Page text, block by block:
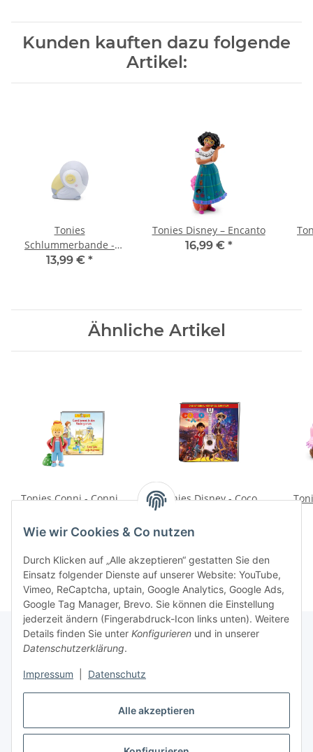
Alle akzeptieren
Wie wir Cookies & Co nutzen
Durch Klicken auf „Alle akzeptieren“ gestatten Sie den
Einsatz folgender Dienste auf unserer Website: YouTube,
Vimeo, ReCaptcha, uptain, Google Analytics, Google Ads,
Google Tag Manager, Brevo. Sie können die Einstellung
jederzeit ändern (Fingerabdruck-Icon links unten). Weitere
Details finden Sie unter Konfigurieren und in unserer
Datenschutzerklärung.
Impressum Datenschutz
Kunden kauften dazu folgende
Artikel:
Tonies
Schlummerbande -
Schlummertukan
13,99 € *
Tonies Disney – Encanto
16,99 € *
Ähnliche Artikel
Tonies Conni - Conni
Kindergarten / Conni
(Relaunch 2022)
16,99 €*
Tonies Disney - Coco